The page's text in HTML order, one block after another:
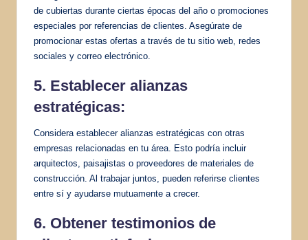
de cubiertas durante ciertas épocas del año o promociones
especiales por referencias de clientes. Asegúrate de
promocionar estas ofertas a través de tu sitio web, redes
sociales y correo electrónico.
5. Establecer alianzas
estratégicas:
Considera establecer alianzas estratégicas con otras
empresas relacionadas en tu área. Esto podría incluir
arquitectos, paisajistas o proveedores de materiales de
construcción. Al trabajar juntos, pueden referirse clientes
entre sí y ayudarse mutuamente a crecer.
6. Obtener testimonios de